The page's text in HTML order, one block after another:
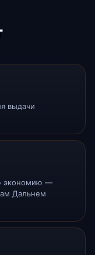
выдачи
экономию —
Дальнем